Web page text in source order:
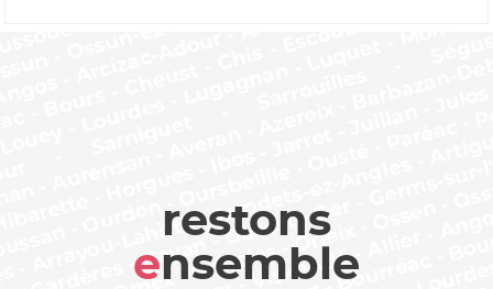
restons
ensemble